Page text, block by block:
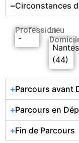
Circonstances
Profession
-
Lieu
Nantes
(44)
Parcours avant
Parcours en
Fin de Parcours